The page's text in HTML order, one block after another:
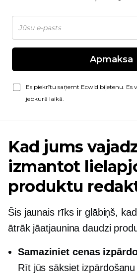
Apmaksa
Es piekrītu saņemt Ecwid biļetenu.
jebkurā laikā.
Kad jums
izmantot
produktu
Šis jaunais rīks ir glābiņš,
ātrāk jāatjaunina daudzi
Samaziniet cenas
Rīt jūs sāksiet